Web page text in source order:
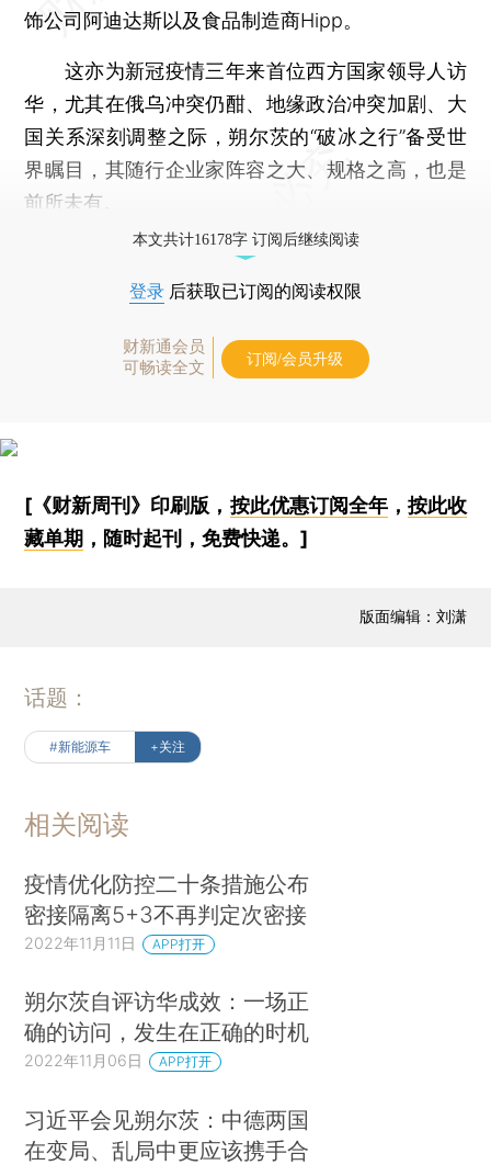
饰公司阿迪达斯以及食品制造商Hipp。
这亦为新冠疫情三年来首位西方国家领导人访
华，尤其在俄乌冲突仍酣、地缘政治冲突加剧、大
国关系深刻调整之际，朔尔茨的“破冰之行”备受世
界瞩目，其随行企业家阵容之大、规格之高，也是
前所未有。
本文共计16178字 订阅后继续阅读
登录 后获取已订阅的阅读权限
财新通会员
可畅读全文
订阅/会员升级
[《财新周刊》印刷版， 按此优惠订阅全年， 按此收
藏单期 ，随时起刊，免费快递。]
版面编辑：刘潇
话题：
#新能源车 +关注
相关阅读
疫情优化防控二十条措施公布
密接隔离5+3不再判定次密接
2022年11月11日 APP打开
朔尔茨自评访华成效：一场正
确的访问，发生在正确的时机
2022年11月06日 APP打开
习近平会见朔尔茨：中德两国
在变局、乱局中更应该携手合